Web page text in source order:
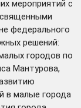
мероприятий с
федерального
решений:
городов по
Мантурова,
в малые города